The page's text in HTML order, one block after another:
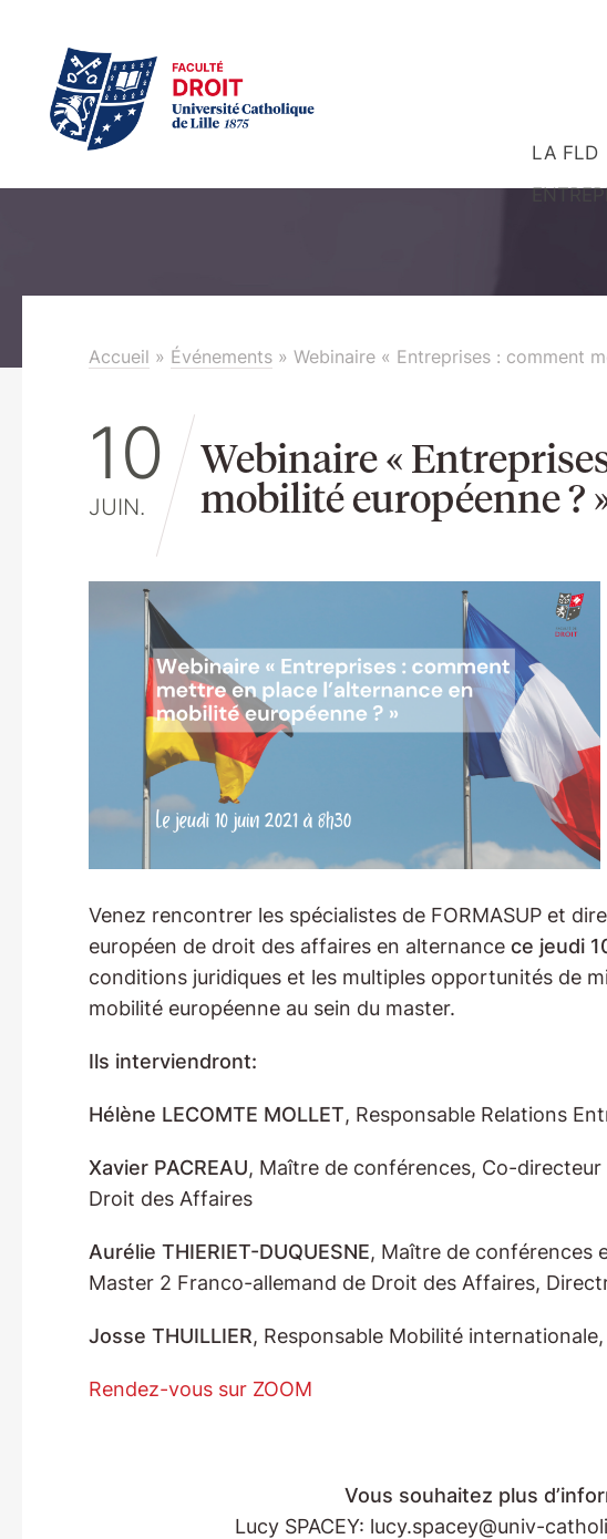
LA FLD
Accueil » Événements» Webinaire « Entreprises : comment
10
JUIN.
Webinaire «
mobilité européenne ?
Venez rencontrer les spécialistes de FORMASUP et
européen de droit des affaires en alternance ce jeudi
conditions juridiques et les multiples opportunités de
mobilité européenne au sein du master.
Ils interviendront:
Hélène LECOMTE MOLLET, Responsable Relations
Xavier PACREAU, Maître de conférences, Co-
Droit des Affaires
Aurélie THIERIET-DUQUESNE, Maître de conférences
Master 2 Franco-allemand de Droit des Affaires,
Josse THUILLIER, Responsable Mobilité
Rendez-vous sur ZOOM
Vous souhaitez plus
Lucy SPACEY: lucy.spacey@univ-